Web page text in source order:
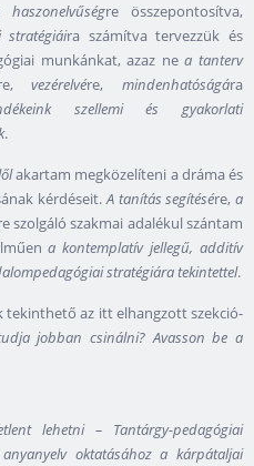
haszonelvűségre összepontosítva,
ra számítva tervezzük és
munkánkat, azaz nea tanterv
vezérelvére,mindenhatóságára
szellemi és gyakorlati
.
akartam megközelíteni a dráma és
kérdéseit.A tanítás segítésére, a
szolgáló szakmai adalékul szántam
a kontemplatív jellegű, additív
stratégiára tekintettel.
tekinthető az itt elhangzott szekció-
jobban csinálni? Avasson be a
lehetni – Tantárgy-pedagógiai
oktatásához a kárpátaljai